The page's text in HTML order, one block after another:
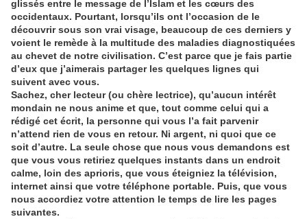
glissés entre le message de l’Islam et les cœurs des
occidentaux. Pourtant, lorsqu’ils ont l’occasion de le
découvrir sous son vrai visage, beaucoup de ces derniers y
voient le remède à la multitude des maladies diagnostiquées
au chevet de notre civilisation. C’est parce que je fais partie
d’eux que j’aimerais partager les quelques lignes qui
suivent avec vous.
Sachez, cher lecteur (ou chère lectrice), qu’aucun intérêt
mondain ne nous anime et que, tout comme celui qui a
rédigé cet écrit, la personne qui vous l’a fait parvenir
n’attend rien de vous en retour. Ni argent, ni quoi que ce
soit d’autre. La seule chose que nous vous demandons est
que vous vous retiriez quelques instants dans un endroit
calme, loin des aprioris, que vous éteigniez la télévision,
internet ainsi que votre téléphone portable. Puis, que vous
nous accordiez votre attention le temps de lire les pages
suivantes.